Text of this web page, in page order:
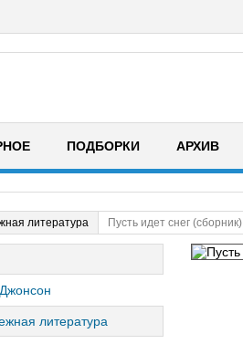
ПОДБОРКИ АРХИВ
литература Пусть идет снег (сборник)
литература